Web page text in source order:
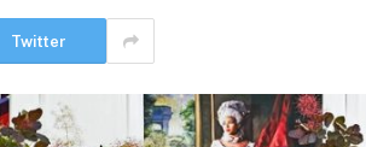
Twitter